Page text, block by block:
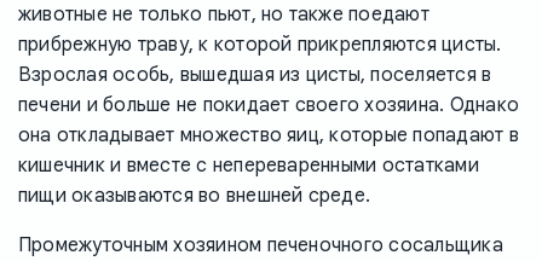
животные не только пьют, но также поедают
прибрежную траву, к которой прикрепляются цисты.
Взрослая особь, вышедшая из цисты, поселяется в
печени и больше не покидает своего хозяина. Однако
она откладывает множество яиц, которые попадают в
кишечник и вместе с непереваренными остатками
пищи оказываются во внешней среде.
Промежуточным хозяином печеночного сосальщика